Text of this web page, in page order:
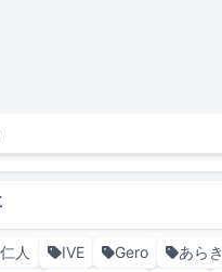
人 IVE Gero
あらき